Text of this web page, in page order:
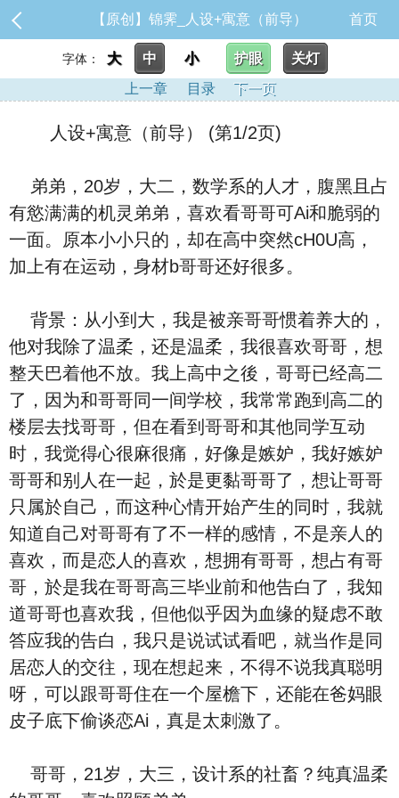
【原创】锦霁_人设+寓意（前导） 首页
字体： 大 中 小 护眼
关灯
上一章
目录 下一页
人设+寓意（前导） (第1/2页)
弟弟，20岁，大二，数学系的人才，腹黑且占
有慾满满的机灵弟弟，喜欢看哥哥可Ai和脆弱的
一面。原本小小只的，却在高中突然cH0U高，
加上有在运动，身材b哥哥还好很多。
背景：从小到大，我是被亲哥哥惯着养大的，
他对我除了温柔，还是温柔，我很喜欢哥哥，想
整天巴着他不放。我上高中之後，哥哥已经高二
了，因为和哥哥同一间学校，我常常跑到高二的
楼层去找哥哥，但在看到哥哥和其他同学互动
时，我觉得心很麻很痛，好像是嫉妒，我好嫉妒
哥哥和别人在一起，於是更黏哥哥了，想让哥哥
只属於自己，而这种心情开始产生的同时，我就
知道自己对哥哥有了不一样的感情，不是亲人的
喜欢，而是恋人的喜欢，想拥有哥哥，想占有哥
哥，於是我在哥哥高三毕业前和他告白了，我知
道哥哥也喜欢我，但他似乎因为血缘的疑虑不敢
答应我的告白，我只是说试试看吧，就当作是同
居恋人的交往，现在想起来，不得不说我真聪明
呀，可以跟哥哥住在一个屋檐下，还能在爸妈眼
皮子底下偷谈恋Ai，真是太刺激了。
哥哥，21岁，大三，设计系的社畜？纯真温柔